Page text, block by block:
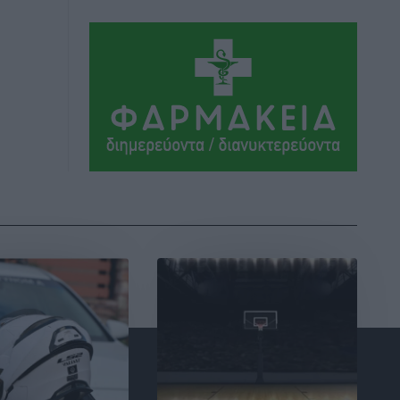
πριν 7 ώρες
Βασίλης Υψηλάντης: Ξεμπλοκάρει η
έκδοση και παραχώρηση οριστικών
τίτλων κυριότητας για 224 εργατικές
κατοικίες στη Ρόδο
μετακίνησης του Πανελληνίου
Πρωταθλήματος Κ20 στα σωματεία
Αθλητικά
Σπανουδάκη και ο Κριτούλης